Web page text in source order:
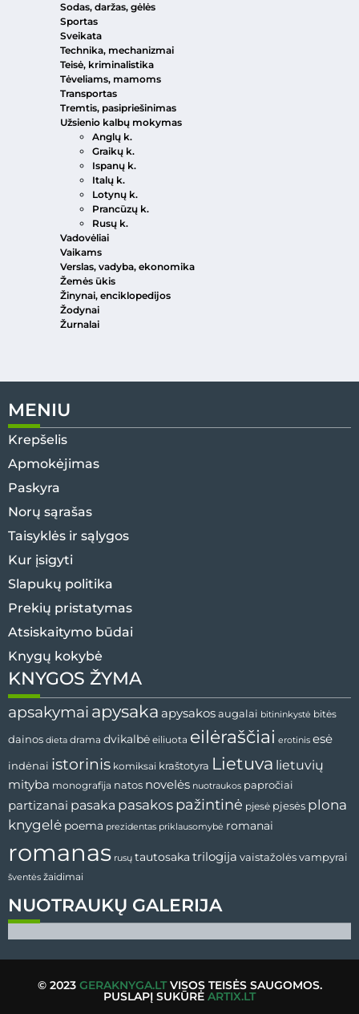
Sodas, daržas, gėlės
Sportas
Sveikata
Technika, mechanizmai
Teisė, kriminalistika
Tėveliams, mamoms
Transportas
Tremtis, pasipriešinimas
Užsienio kalbų mokymas
Anglų k.
Graikų k.
Ispanų k.
Italų k.
Lotynų k.
Prancūzų k.
Rusų k.
Vadovėliai
Vaikams
Verslas, vadyba, ekonomika
Žemės ūkis
Žinynai, enciklopedijos
Žodynai
Žurnalai
MENIU
Krepšelis
Apmokėjimas
Paskyra
Norų sąrašas
Taisyklės ir sąlygos
Kur įsigyti
Slapukų politika
Prekių pristatymas
Atsiskaitymo būdai
Knygų kokybė
NUOTRAUKŲ GALERIJA
KNYGOS ŽYMA
apsakymai apysaka apysakos augalai bitininkystė bitės
dainos dieta drama dvikalbė eiliuota eilėraščiai erotinis esė
indėnai istorinis komiksai kraštotyra Lietuva lietuvių
mityba monografija natos novelės nuotraukos papročiai
partizanai pasaka pasakos pažintinė pjesė pjesės plona
knygelė poema prezidentas priklausomybė romanai
romanas rusų tautosaka trilogija vaistažolėsvampyrai
šventės žaidimai
© 2023 GERAKNYGA.LTVISOS TEISĖS SAUGOMOS.
PUSLAPĮ SUKŪRĖ ARTIX.LT